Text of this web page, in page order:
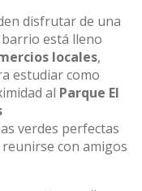
disfrutar de una
está lleno
locales,
estudiar como
al Parque El
verdes perfectas
con amigos